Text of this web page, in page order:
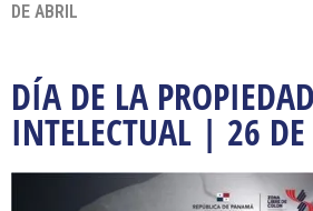
DE ABRIL
DÍA DE LA PROPIEDAD
INTELECTUAL | 26